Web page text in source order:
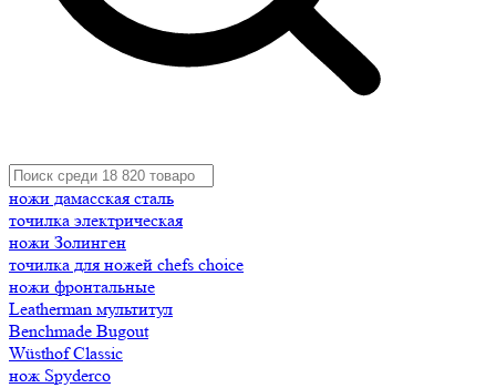
ножи дамасская сталь
точилка электрическая
ножи Золинген
точилка для ножей chefs choice
ножи фронтальные
Leatherman мультитул
Benchmade Bugout
Wüsthof Classic
нож Spyderco